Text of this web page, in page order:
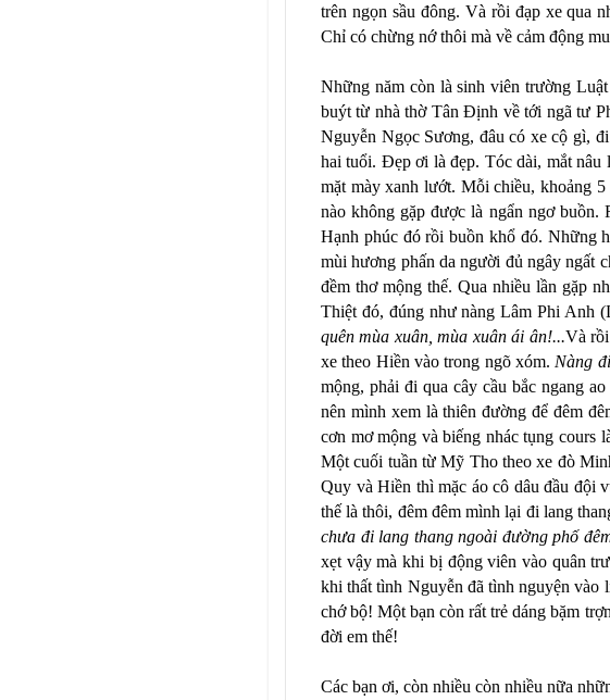
trên ngọn sầu đông. Và rồi đạp xe qua
Chỉ có chừng nớ thôi mà về cảm động
Những năm còn là sinh viên trường
buýt từ nhà thờ Tân Định về tới ngã tư
Nguyễn Ngọc Sương, đâu có xe cộ gì,
hai tuổi. Đẹp ơi là đẹp. Tóc dài, mắt
mặt mày xanh lướt. Mỗi chiều, khoảng
nào không gặp được là ngẩn ngơ buồn.
Hạnh phúc đó rồi buồn khổ đó. Những
mùi hương phấn da người đủ ngây ngất
đềm thơ mộng thế. Qua nhiều lần gặp
Thiệt đó, đúng như nàng Lâm Phi Anh
quên mùa xuân, mùa xuân ái ân!...Và
xe theo Hiền vào trong ngõ xóm. Nàng
mộng, phải đi qua cây cầu bắc ngang
nên mình xem là thiên đường để đêm
cơn mơ mộng và biếng nhác tụng cours
Một cuối tuần từ Mỹ Tho theo xe đò
Quy và Hiền thì mặc áo cô dâu đầu đội
thế là thôi, đêm đêm mình lại đi lang
chưa đi lang thang ngoài đường phố
xẹt vậy mà khi bị động viên vào quân
khi thất tình Nguyễn đã tình nguyện
chớ bộ! Một bạn còn rất trẻ dáng bặm
đời em thế!
Các bạn ơi, còn nhiều còn nhiều nữa